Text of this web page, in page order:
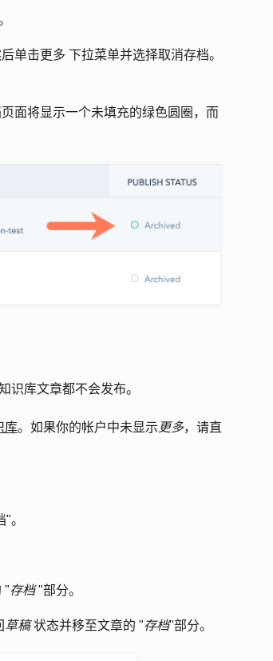
单击更多 下拉菜单并选择取消存档。
面将显示一个未填充的绿色圆圈，而
识库文章都不会发布。
库。如果你的帐户中未显示 更多，请直
"。
"存档"部分。
草稿状态并移至文章的 "存档"部分。